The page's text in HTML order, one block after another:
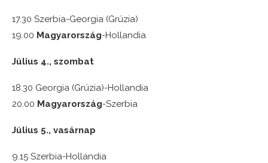
17.30 Szerbia-Georgia (Grúzia)
19.00 Magyarország-Hollandia
Július 4., szombat
18.30 Georgia (Grúzia)-Hollandia
20.00 Magyarország-Szerbia
Július 5., vasárnap
9.15 Szerbia-Hollandia